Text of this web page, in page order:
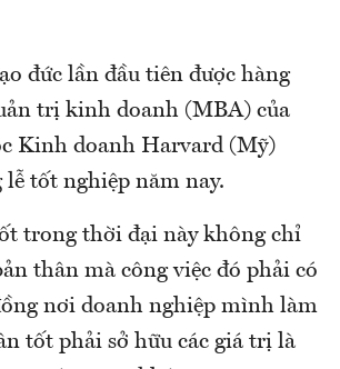
đức lần đầu tiên được hàng
trị kinh doanh (MBA) của
Kinh doanh Harvard (Mỹ)
tốt nghiệp năm nay.
trong thời đại này không chỉ
thân mà công việc đó phải có
nơi doanh nghiệp mình làm
tốt phải sở hữu các giá trị là